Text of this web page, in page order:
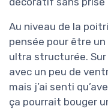
Au niveau de la
pensée pour être
ultra structurée.
avec un peu de
mais j’ai senti
ça pourrait bouger